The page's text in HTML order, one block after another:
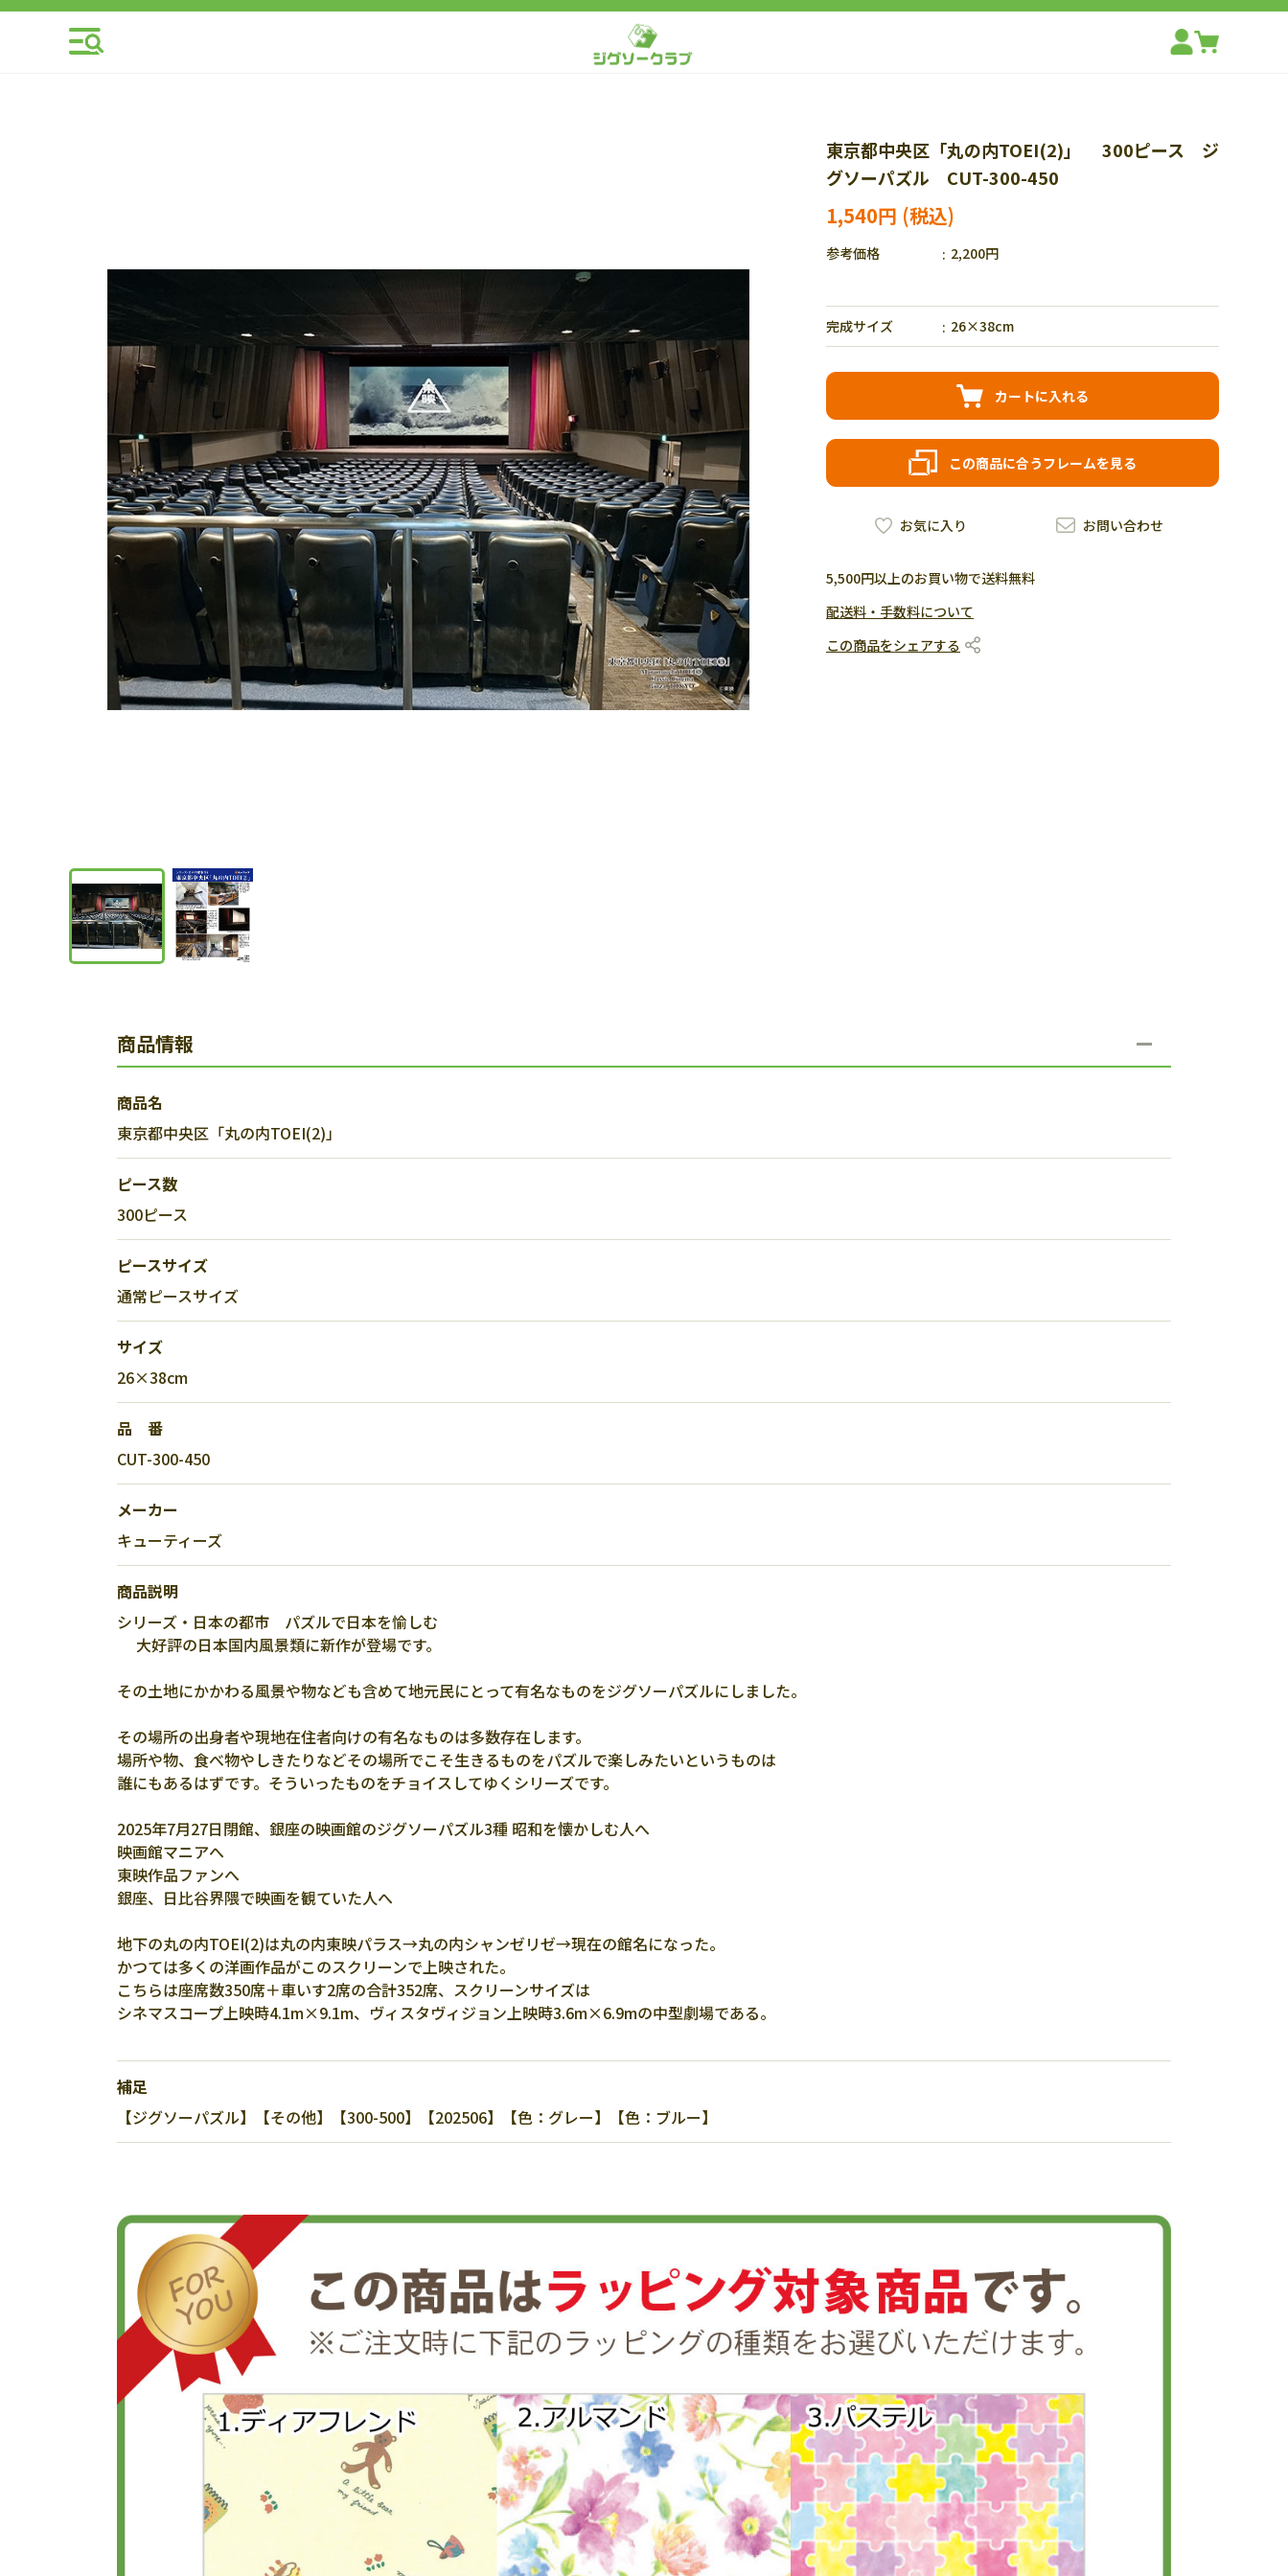
東京都中央区「丸の内TOEI(2)」 300ピース ジ
グソーパズル CUT-300-450
1,540円
参考価格 2,200円
完成サイズ 26×38cm
カートに入れる
この商品に合うフレームを見る
お問い合わせ
お気に入り
5,500円以上のお買い物で送料無料
配送料・手数料について
この商品をシェアする
商品情報
商品名
東京都中央区「丸の内TOEI(2)」
ピース数
300ピース
ピースサイズ
通常ピースサイズ
サイズ
26×38cm
品 番
CUT-300-450
メーカー
キューティーズ
商品説明
シリーズ・日本の都市 パズルで日本を愉しむ
大好評の日本国内風景類に新作が登場です。
その土地にかかわる風景や物なども含めて地元民にとって有名なものをジグソーパズルにしました。
その場所の出身者や現地在住者向けの有名なものは多数存在します。
場所や物、食べ物やしきたりなどその場所でこそ生きるものをパズルで楽しみたいというものは
誰にもあるはずです。そういったものをチョイスしてゆくシリーズです。
2025年7月27日閉館、銀座の映画館のジグソーパズル3種 昭和を懐かしむ人へ
映画館マニアへ
東映作品ファンへ
銀座、日比谷界隈で映画を観ていた人へ
地下の丸の内TOEI(2)は丸の内東映パラス→丸の内シャンゼリゼ→現在の館名になった。
かつては多くの洋画作品がこのスクリーンで上映された。
こちらは座席数350席＋車いす2席の合計352席、スクリーンサイズは
シネマスコープ上映時4.1m×9.1m、ヴィスタヴィジョン上映時3.6m×6.9mの中型劇場である。
補足
【ジグソーパズル】【その他】【300-500】【202506】【色：グレー】【色：ブルー】